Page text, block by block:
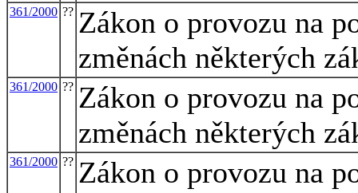
361/2000 ?? Zákon o provozu na
změnách některých
361/2000 ?? Zákon o provozu na
změnách některých
361/2000 ?? Zákon o provozu na